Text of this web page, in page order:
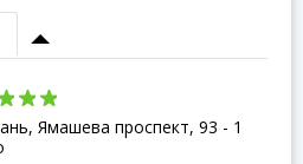
Ямашева проспект, 93 - 1